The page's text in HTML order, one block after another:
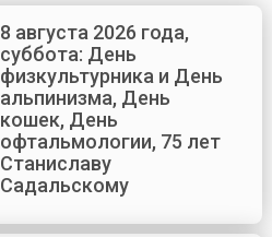
8 августа 2026 года,
суббота: День
физкультурника и День
альпинизма, День
кошек, День
офтальмологии, 75 лет
Станиславу
Садальскому